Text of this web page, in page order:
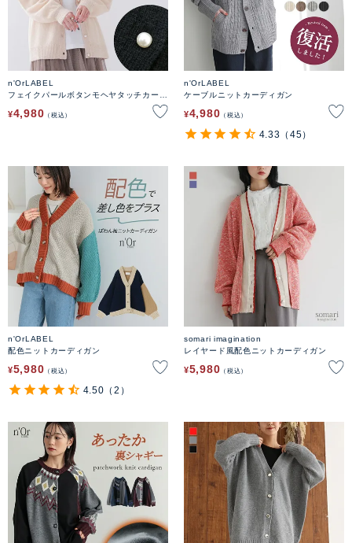
n'OrLABEL
フェイクパールボタンモヘヤタッチカーデ
¥4,980 税込
n'OrLABEL
ケーブルニットカーディガン
¥4,980 税込
4.33 （45）
n'OrLABEL
配色ニットカーディガン
¥5,980 税込
4.50 （2）
somari imagination
レイヤード風配色ニットカーディガン
¥5,980 税込